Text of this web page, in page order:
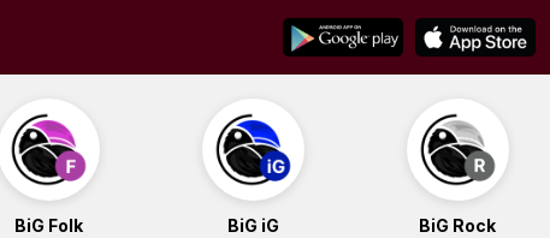
BiG Folk BiG iG BiG Rock